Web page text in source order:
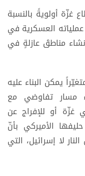
غزّة أولويةً بالنسبة
العسكرية في
مناطقَ عازلةٍ في
يمكن البناء عليه
مسار تفاوضي مع
أو للإفراج عن
الأميركي بأنّ
لا إسرائيل، التي